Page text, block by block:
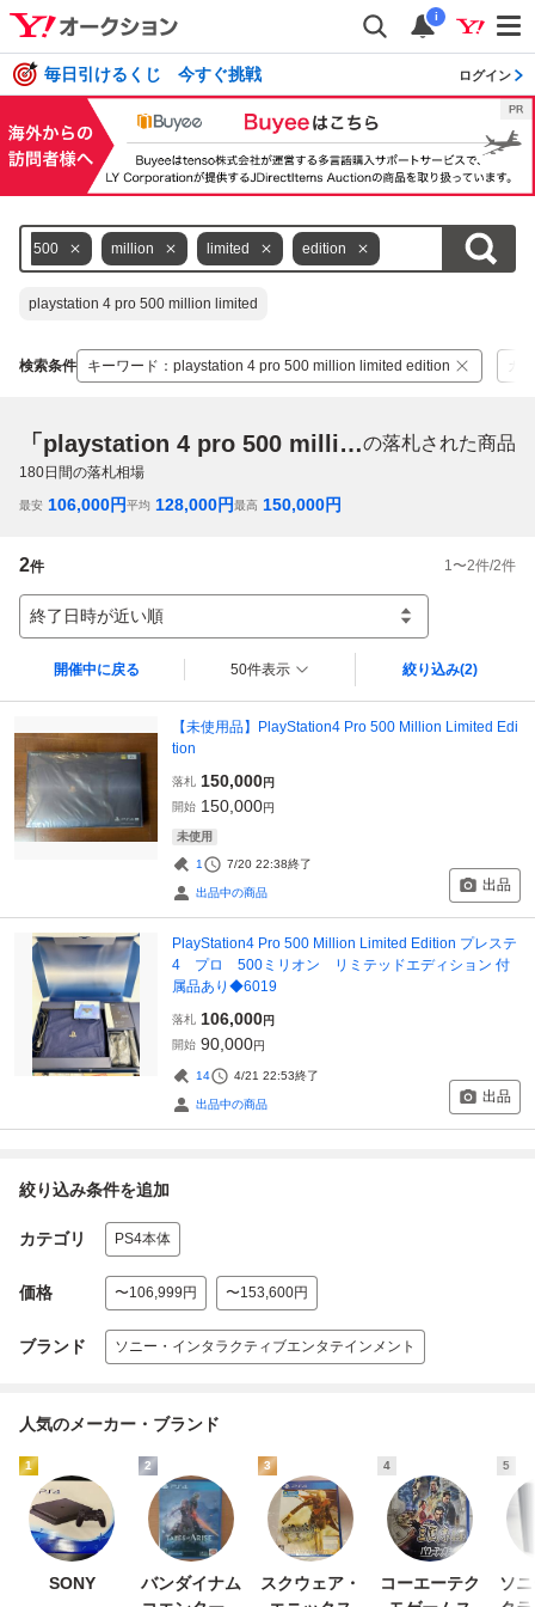
i
毎日引けるくじ 今すぐ挑戦 ログイン
500 million limited edition
playstation 4 pro 500 million limited
検索条件 キーワード ： playstation 4 pro 500 million limited edition カ
「playstation 4 pro 500 million limited edition」の落札された商品
180日間の落札相場
最安 106,000円平均 128,000円最高 150,000円
2件 1 〜2件/2件
終了日時が近い順
開催中に戻る 50件表示 絞り込み(2)
【未使用品】PlayStation4 Pro 500 Million Limited Edi
tion
落札 150,000円
開始 150,000円
未使用
1 7/20 22:38終了
出品中の商品 出品
PlayStation4 Pro 500 Million Limited Edition プレステ
4 プロ 500ミリオン リミテッドエディション 付
属品あり◆6019
落札 106,000円
開始 90,000円
14 4/21 22:53終了
出品中の商品 出品
絞り込み条件を追加
カテゴリ PS4本体
価格 〜106,999円 〜153,600円
ブランド ソニー・インタラクティブエンタテインメント
人気のメーカー・ブランド
1
SONY
2
バンダイナム
3
スクウェア・
4
コーエーテク
5
ソ